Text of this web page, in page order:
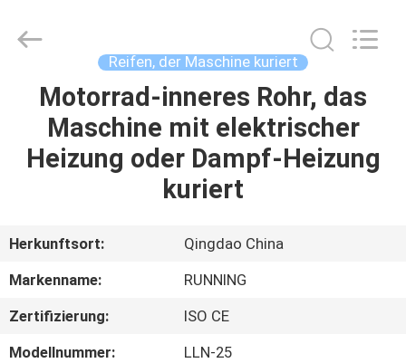
HAUS
PRODUKTE
UNS
AUSFLUG
CO.,LTD.
Reifen, der Maschine kuriert
Motorrad-inneres Rohr, das
Maschine mit elektrischer
Heizung oder Dampf-Heizung
kuriert
Herkunftsort:
Qingdao China
Markenname:
RUNNING
Zertifizierung:
ISO CE
Modellnummer:
LLN-25